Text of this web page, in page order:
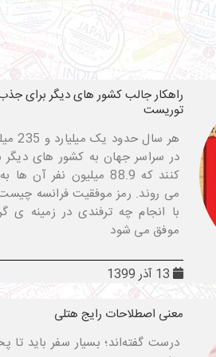
راهکار جالب کشور های دیگر برای
توریست
هر سال
در سراسر جهان به کشور های
کنند که 88.9 میلیون نفر آن
می روند. رمز موفقیت فرانسه
با انجام چه ترفندی در زمینه ی
موفق می شود
معنی اصطلاحات رایج هتلی
درست گفته‌اند؛ بسیار سفر باید تا